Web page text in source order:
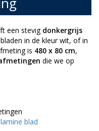
een stevig donkergrijs
in de kleur wit, of in
is 480 x 80 cm,
die we op
blad